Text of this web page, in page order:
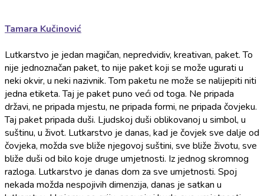
Tamara Kučinović
Lutkarstvo je jedan magičan, nepredvidiv, kreativan, paket. To
nije jednoznačan paket, to nije paket koji se može ugurati u
neki okvir, u neki nazivnik. Tom paketu ne može se nalijepiti niti
jedna etiketa. Taj je paket puno veći od toga. Ne pripada
državi, ne pripada mjestu, ne pripada formi, ne pripada čovjeku.
Taj paket pripada duši. Ljudskoj duši oblikovanoj u simbol, u
suštinu, u život. Lutkarstvo je danas, kad je čovjek sve dalje od
čovjeka, možda sve bliže njegovoj suštini, sve bliže životu, sve
bliže duši od bilo koje druge umjetnosti. Iz jednog skromnog
razloga. Lutkarstvo je danas dom za sve umjetnosti. Spoj
nekada možda nespojivih dimenzija, danas je satkan u